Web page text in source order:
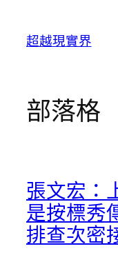
超越現實界
部落格
張文宏：
是按標秀
排查次密